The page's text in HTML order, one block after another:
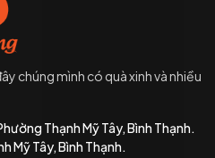
chúng mình có quà xinh và nhiều
Thạnh Mỹ Tây, Bình Thạnh.
Mỹ Tây, Bình Thạnh.